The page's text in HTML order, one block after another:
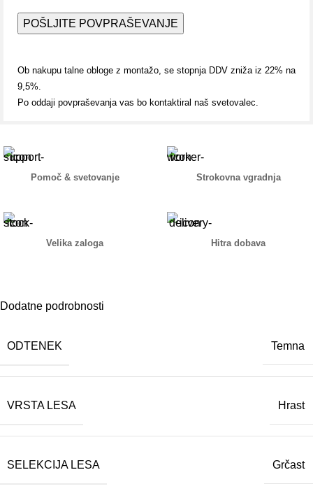
Ob nakupu talne obloge z montažo, se stopnja DDV zniža iz 22% na
9,5%.
Po oddaji povpraševanja vas bo kontaktiral naš svetovalec.
Pomoč & svetovanje Strokovna vgradnja
Velika zaloga Hitra dobava
Dodatne podrobnosti
ODTENEK Temna
VRSTA LESA Hrast
SELEKCIJA LESA Grčast